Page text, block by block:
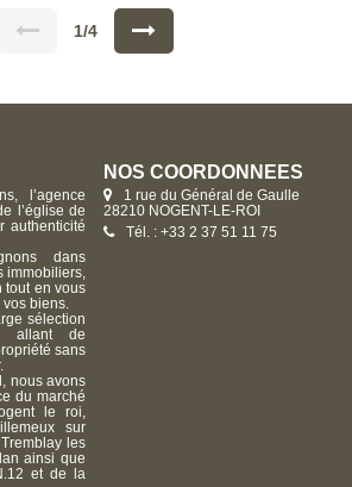
sur notre site
1/4
l’agence
l’église de
authenticité
dans
immobiliers,
tout en vous
vos biens.
sélection
allant de
sans
nous avons
du marché
le roi,
sur
les
ainsi que
et de la
NOS COORDONNÉES
1 rue du Général de Gaulle
28210 NOGENT-LE-ROI
Tél. : +33 2 37 51 11 75